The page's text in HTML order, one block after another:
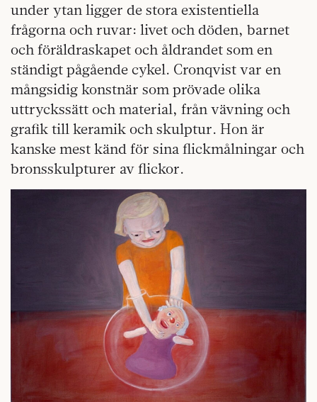
under ytan ligger de stora existentiella
frågorna och ruvar: livet och döden, barnet
och föräldraskapet och åldrandet som en
ständigt pågående cykel. Cronqvist var en
mångsidig konstnär som prövade olika
uttryckssätt och material, från vävning och
grafik till keramik och skulptur. Hon är
kanske mest känd för sina flickmålningar och
bronsskulpturer av flickor.